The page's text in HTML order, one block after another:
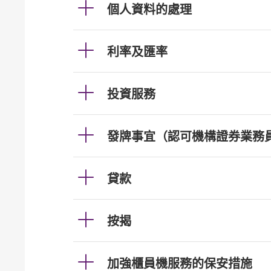
個人資料的處理
利率及匯率
投資服務
發牌事宜（認可機構證券業務
貸款
按揭
加強櫃員機服務的保安措施